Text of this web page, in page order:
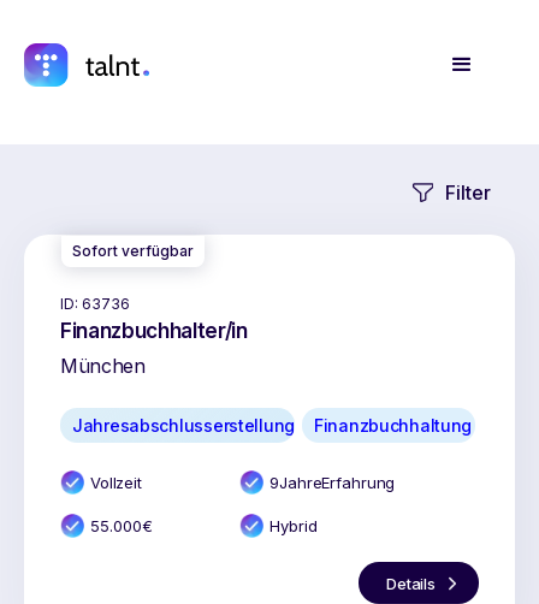
Filter
Sofort verfügbar
ID: 63736
Finanzbuchhalter/in
München
Jahresabschlusserstellung Finanzbuchhaltung
Vollzeit 9JahreErfahrung
55.000€ Hybrid
Details